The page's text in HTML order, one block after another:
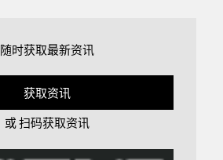
随时获取最新资讯
获取资讯
或 扫码获取资讯